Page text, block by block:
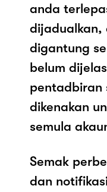
anda
dijadualkan,
digantung
belum
pentadbiran
dikenakan
semula
Semak
dan